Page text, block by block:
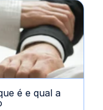
é e qual a